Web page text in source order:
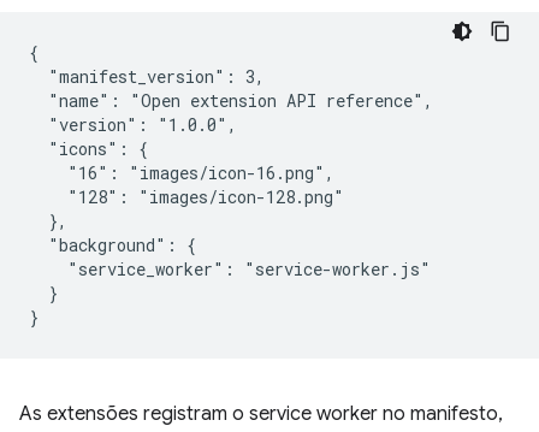
{
  "manifest_version": 3,
  "name": "Open extension API reference",
  "version": "1.0.0",
  "icons": {
    "16": "images/icon-16.png",
    "128": "images/icon-128.png"
  },
  "background": {
    "service_worker": "service-worker.js"
  }
As extensões registram o service worker no manifesto,